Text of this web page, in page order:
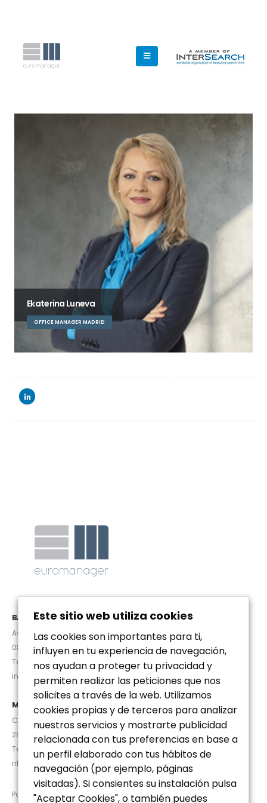
Ekaterina Luneva
OFFICE MANAGER MADRID
BARCELONA
Avda. Diagonal 467, Pral. 2ª
08036 (Barcelona)
Tel. (+34) 93 467 84 67
info@euromanager.es
MADRID
C/ Velázquez 92, 4ºD
28006 (Madrid)
Tel. (+34) 91 781 92 20
rrhh@euromanager.es
Política de privacidad
Este sitio web utiliza cookies
Las cookies son importantes para ti,
influyen en tu experiencia de navegación,
nos ayudan a proteger tu privacidad y
permiten realizar las peticiones que nos
solicites a través de la web. Utilizamos
cookies propias y de terceros para analizar
nuestros servicios y mostrarte publicidad
relacionada con tus preferencias en base a
un perfil elaborado con tus hábitos de
navegación (por ejemplo, páginas
visitadas). Si consientes su instalación pulsa
"Aceptar Cookies", o también puedes